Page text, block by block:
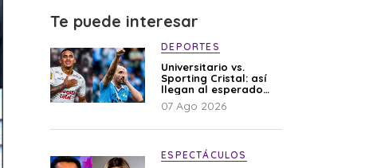
Te puede interesar
DEPORTES
Universitario vs.
Sporting Cristal: así
llegan al esperado
duelo
07 Ago 2026
ESPECTÁCULOS